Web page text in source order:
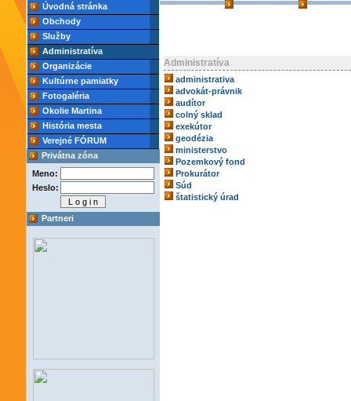
Úvodná stránka
Obchody
Služby
Administratíva
Organizácie
Kultúrne pamiatky
Fotogaléria
Okolie Martina
História mesta
Verejné FÓRUM
Privátna zóna
Meno:
Heslo:
Partneri
Administratíva
administrativa
advokát-právnik
audítor
colný sklad
exekútor
geodézia
ministerstvo
Pozemkový fond
Prokurátor
Súd
štatistický úrad